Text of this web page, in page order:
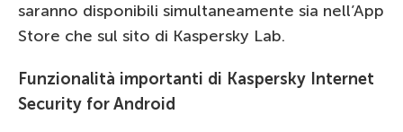
saranno disponibili simultaneamente sia nell’App
Store che sul sito di Kaspersky Lab.
Funzionalità importanti di Kaspersky Internet
Security for Android